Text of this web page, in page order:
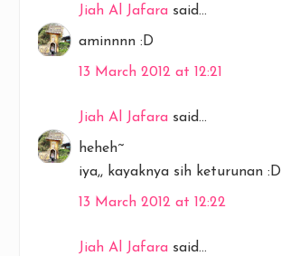
Jiah Al Jafara said...
aminnnn :D
13 March 2012 at 12:21
Jiah Al Jafara said...
heheh~
iya,, kayaknya sih keturunan :D
13 March 2012 at 12:22
Jiah Al Jafara said...